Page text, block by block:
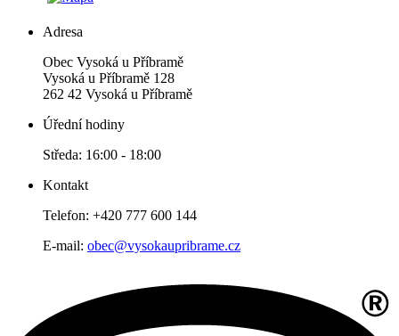
Adresa
Obec Vysoká u Příbramě
Vysoká u Příbramě 128
262 42 Vysoká u Příbramě
Úřední hodiny
Středa: 16:00 - 18:00
Kontakt
Telefon: +420 777 600 144
E-mail: obec@vysokaupribrame.cz